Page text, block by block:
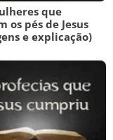
que
os pés de Jesus
e explicação)